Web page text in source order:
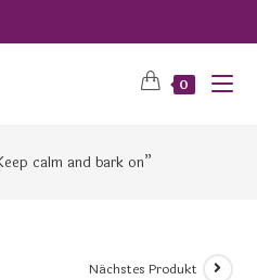
0
calm and bark on”
Nächstes Produkt